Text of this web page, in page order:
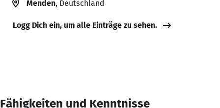
Menden, Deutschland
Logg Dich ein, um alle Einträge zu sehen.
Fähigkeiten und Kenntnisse